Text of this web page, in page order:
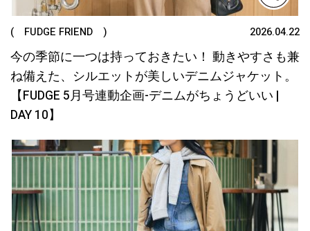
( FUDGE FRIEND ) 2026.04.22
今の季節に一つは持っておきたい！ 動きやすさも兼
ね備えた、シルエットが美しいデニムジャケット。
【FUDGE 5月号連動企画-デニムがちょうどいい |
DAY 10】